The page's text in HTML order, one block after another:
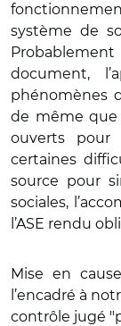
système de
document,
phénomènes
de même que
ouverts pour
certaines
source pour
sociales,
l’ASE rendu
Mise en
l’encadré à
contrôle jugé